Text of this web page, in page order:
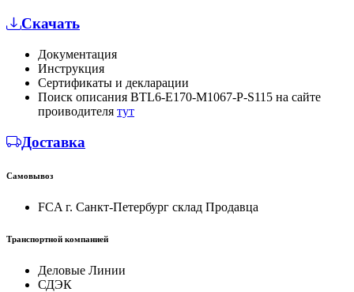
Скачать
Документация
Инструкция
Сертификаты и декларации
Поиск описания BTL6-E170-M1067-P-S115 на сайте
проиводителя тут
Доставка
Самовывоз
FCA г. Санкт-Петербург склад Продавца
Транспортной компанией
Деловые Линии
СДЭК